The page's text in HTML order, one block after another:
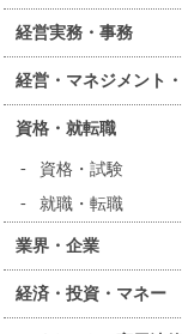
経営実務・事務
経営・マネジメント
資格・就転職
資格・試験
就職・転職
業界・企業
経済・投資・マネー